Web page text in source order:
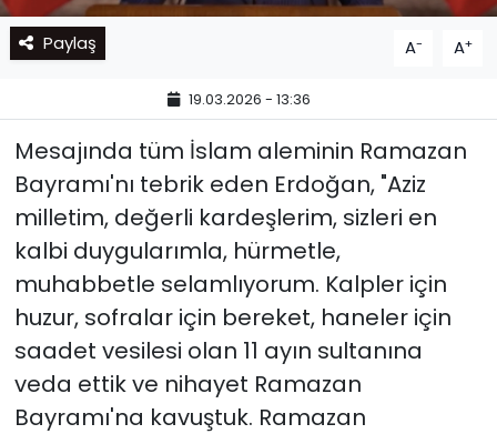
Paylaş A- A+
19.03.2026 - 13:36
Mesajında tüm İslam aleminin Ramazan
Bayramı'nı tebrik eden Erdoğan, "Aziz
milletim, değerli kardeşlerim, sizleri en
kalbi duygularımla, hürmetle,
muhabbetle selamlıyorum. Kalpler için
huzur, sofralar için bereket, haneler için
saadet vesilesi olan 11 ayın sultanına
veda ettik ve nihayet Ramazan
Bayramı'na kavuştuk. Ramazan